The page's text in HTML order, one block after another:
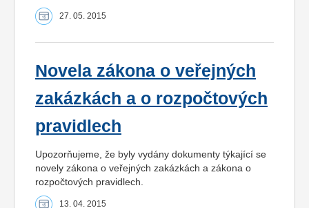
27. 05. 2015
Novela zákona o veřejných
zakázkách a o rozpočtových
pravidlech
Upozorňujeme, že byly vydány dokumenty týkající se
novely zákona o veřejných zakázkách a zákona o
rozpočtových pravidlech.
13. 04. 2015